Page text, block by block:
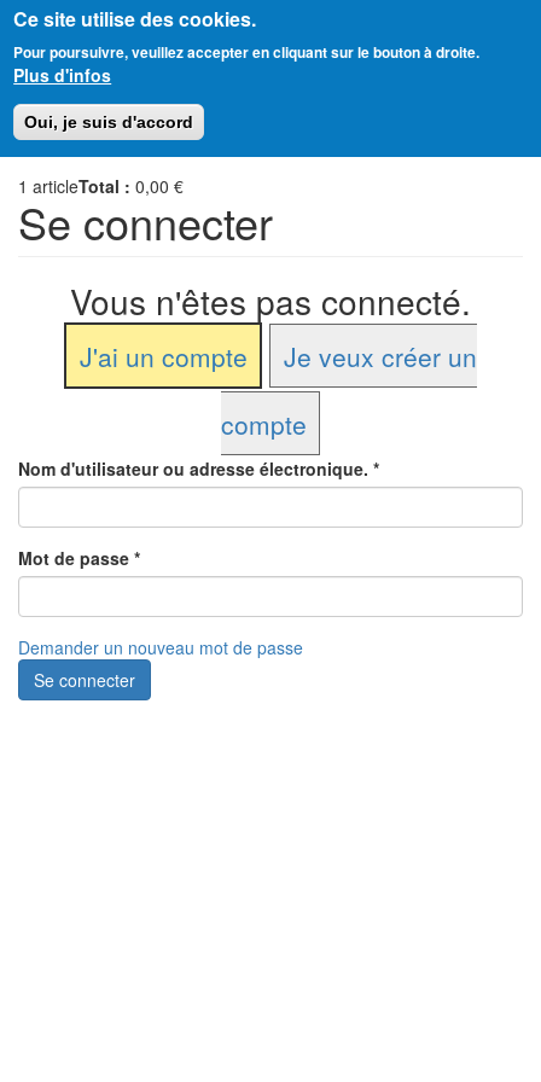
Ce site utilise des cookies.
Pour poursuivre, veuillez accepter en cliquant sur le bouton à droite.
Plus d'infos
Oui, je suis d'accord
au
contenu
principal
Amitié Judéo-Chrétienne de France
1 articleTotal : 0,00 €
Se connecter
Vous n'êtes pas connecté.
J'ai un compte
Je veux créer un
compte
Nom d'utilisateur ou adresse électronique. *
Mot de passe *
Demander un nouveau mot de passe
Se connecter